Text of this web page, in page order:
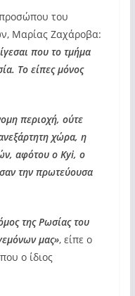
του
Μαρίας Ζαχάροβα:
που το τμήμα
Το είπες μόνος
περιοχή, ούτε
χώρα, η
αφότου ο Kyi, ο
την πρωτεύουσα
της Ρωσίας του
μας», είπε ο
ο ίδιος